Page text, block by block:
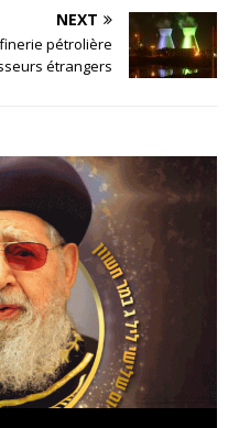
NEXT
pétrolière
étrangers